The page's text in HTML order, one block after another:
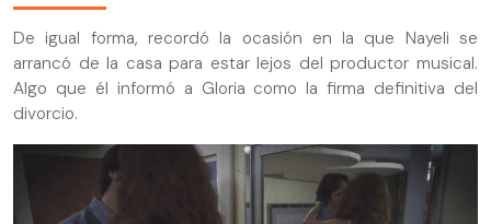
De igual forma, recordó la ocasión en la que Nayeli se
arrancó de la casa para estar lejos del productor musical.
Algo que él informó a Gloria como la firma definitiva del
divorcio.